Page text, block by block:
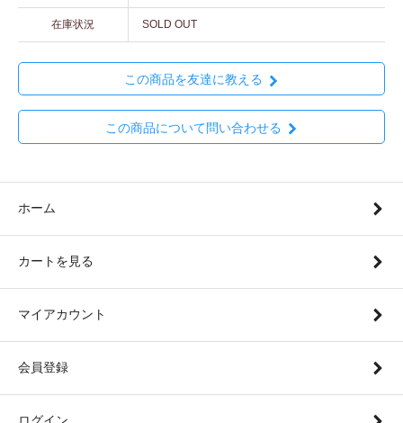
在庫状況 SOLD OUT
この商品を友達に教える
この商品について問い合わせる
ホーム
カートを見る
マイアカウント
会員登録
ログイン